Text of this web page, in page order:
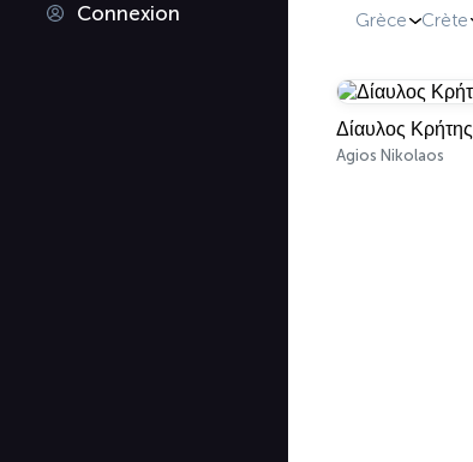
Connexion Grèce Crète
Δίαυλος Κρήτης
Agios Nikolaos